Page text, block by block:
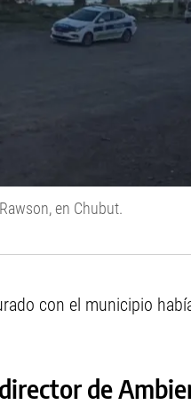
en Chubut.
con el municipio
de